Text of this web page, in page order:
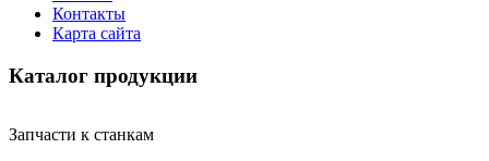
Контакты
Карта сайта
Каталог продукции
Запчасти к станкам